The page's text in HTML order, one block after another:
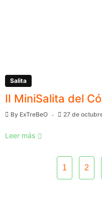
Salita
II MiniSalita del
By ExTreBeO 27 de
Leer más
1 2